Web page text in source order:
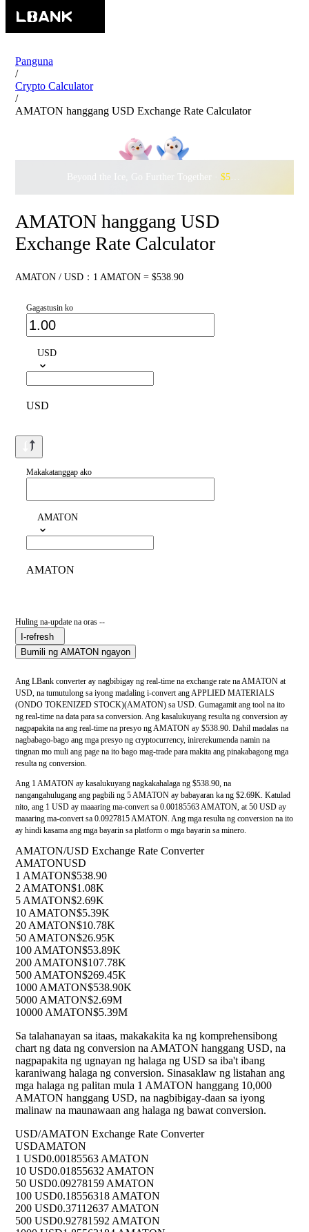
Panguna
/
Crypto Calculator
/
AMATON hanggang USD Exchange Rate Calculator
Beyond the Ice, Go Further Together · $500,000
AMATON hanggang USD
Exchange Rate Calculator
AMATON / USD：1 AMATON = $538.90
Gagastusin ko
USD
USD
Makakatanggap ako
AMATON
AMATON
Huling na-update na oras --
I-refresh
Bumili ng AMATON ngayon
Ang LBank converter ay nagbibigay ng real-time na exchange rate na AMATON at
USD, na tumutulong sa iyong madaling i-convert ang APPLIED MATERIALS
(ONDO TOKENIZED STOCK)(AMATON) sa USD. Gumagamit ang tool na ito
ng real-time na data para sa conversion. Ang kasalukuyang resulta ng conversion ay
nagpapakita na ang real-time na presyo ng AMATON ay $538.90. Dahil madalas na
nagbabago-bago ang mga presyo ng cryptocurrency, inirerekumenda namin na
tingnan mo muli ang page na ito bago mag-trade para makita ang pinakabagong mga
resulta ng conversion.
Ang 1 AMATON ay kasalukuyang nagkakahalaga ng $538.90, na
nangangahulugang ang pagbili ng 5 AMATON ay babayaran ka ng $2.69K. Katulad
nito, ang 1 USD ay maaaring ma-convert sa 0.00185563 AMATON, at 50 USD ay
maaaring ma-convert sa 0.0927815 AMATON. Ang mga resulta ng conversion na ito
ay hindi kasama ang mga bayarin sa platform o mga bayarin sa minero.
AMATON/USD Exchange Rate Converter
AMATONUSD
1 AMATON$538.90
2 AMATON$1.08K
5 AMATON$2.69K
10 AMATON$5.39K
20 AMATON$10.78K
50 AMATON$26.95K
100 AMATON$53.89K
200 AMATON$107.78K
500 AMATON$269.45K
1000 AMATON$538.90K
5000 AMATON$2.69M
10000 AMATON$5.39M
Sa talahanayan sa itaas, makakakita ka ng komprehensibong
chart ng data ng conversion na AMATON hanggang USD, na
nagpapakita ng ugnayan ng halaga ng USD sa iba't ibang
karaniwang halaga ng conversion. Sinasaklaw ng listahan ang
mga halaga ng palitan mula 1 AMATON hanggang 10,000
AMATON hanggang USD, na nagbibigay-daan sa iyong
malinaw na maunawaan ang halaga ng bawat conversion.
USD/AMATON Exchange Rate Converter
USDAMATON
1 USD0.00185563 AMATON
10 USD0.01855632 AMATON
50 USD0.09278159 AMATON
100 USD0.18556318 AMATON
200 USD0.37112637 AMATON
500 USD0.92781592 AMATON